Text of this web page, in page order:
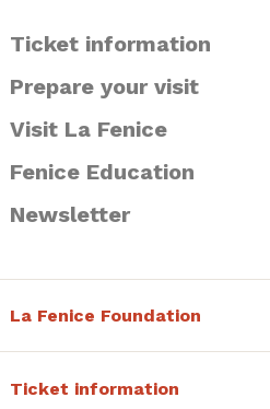
Ticket information
Prepare your visit
Visit La Fenice
Fenice Education
Newsletter
La Fenice Foundation
Ticket information